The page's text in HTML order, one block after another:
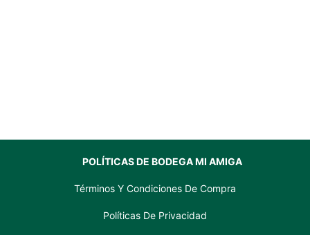
POLÍTICAS DE BODEGA MI AMIGA
Términos Y Condiciones De Compra
Políticas De Privacidad